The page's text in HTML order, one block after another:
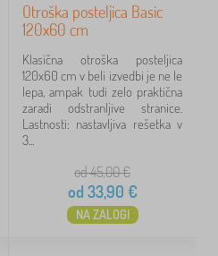
Otroška posteljica Basic
120x60 cm
Klasična otroška posteljica
120x60 cm v beli izvedbi je ne le
lepa, ampak tudi zelo praktična
zaradi odstranljive stranice.
Lastnosti: nastavljiva rešetka v
3...
od 45,00€
od 33,90 €
NA ZALOGI